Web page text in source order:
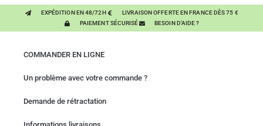
EXPÉDITION EN 48/72H
LIVRAISON OFFERTE EN FRANCE DÈS 75 €
PAIEMENT SÉCURISÉ
BESOIN D'AIDE ?
COMMANDER EN LIGNE
Un problème avec votre commande ?
Demande de rétractation